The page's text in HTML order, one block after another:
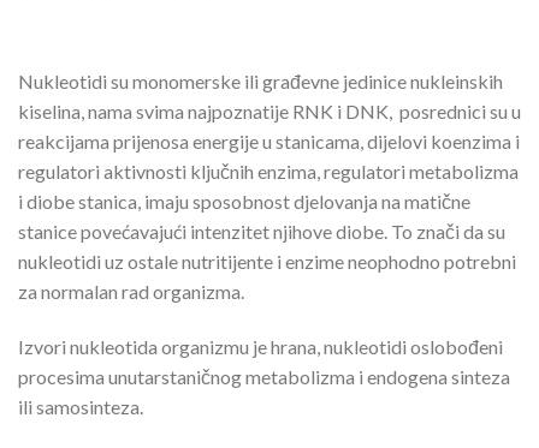
Nukleotidi su monomerske ili građevne jedinice nukleinskih
kiselina, nama svima najpoznatije RNK i DNK, posrednici su u
reakcijama prijenosa energije u stanicama, dijelovi koenzima i
regulatori aktivnosti ključnih enzima, regulatori metabolizma
i diobe stanica, imaju sposobnost djelovanja na matične
stanice povećavajući intenzitet njihove diobe. To znači da su
nukleotidi uz ostale nutritijente i enzime neophodno potrebni
za normalan rad organizma.
Izvori nukleotida organizmu je hrana, nukleotidi oslobođeni
procesima unutarstaničnog metabolizma i endogena sinteza
ili samosinteza.